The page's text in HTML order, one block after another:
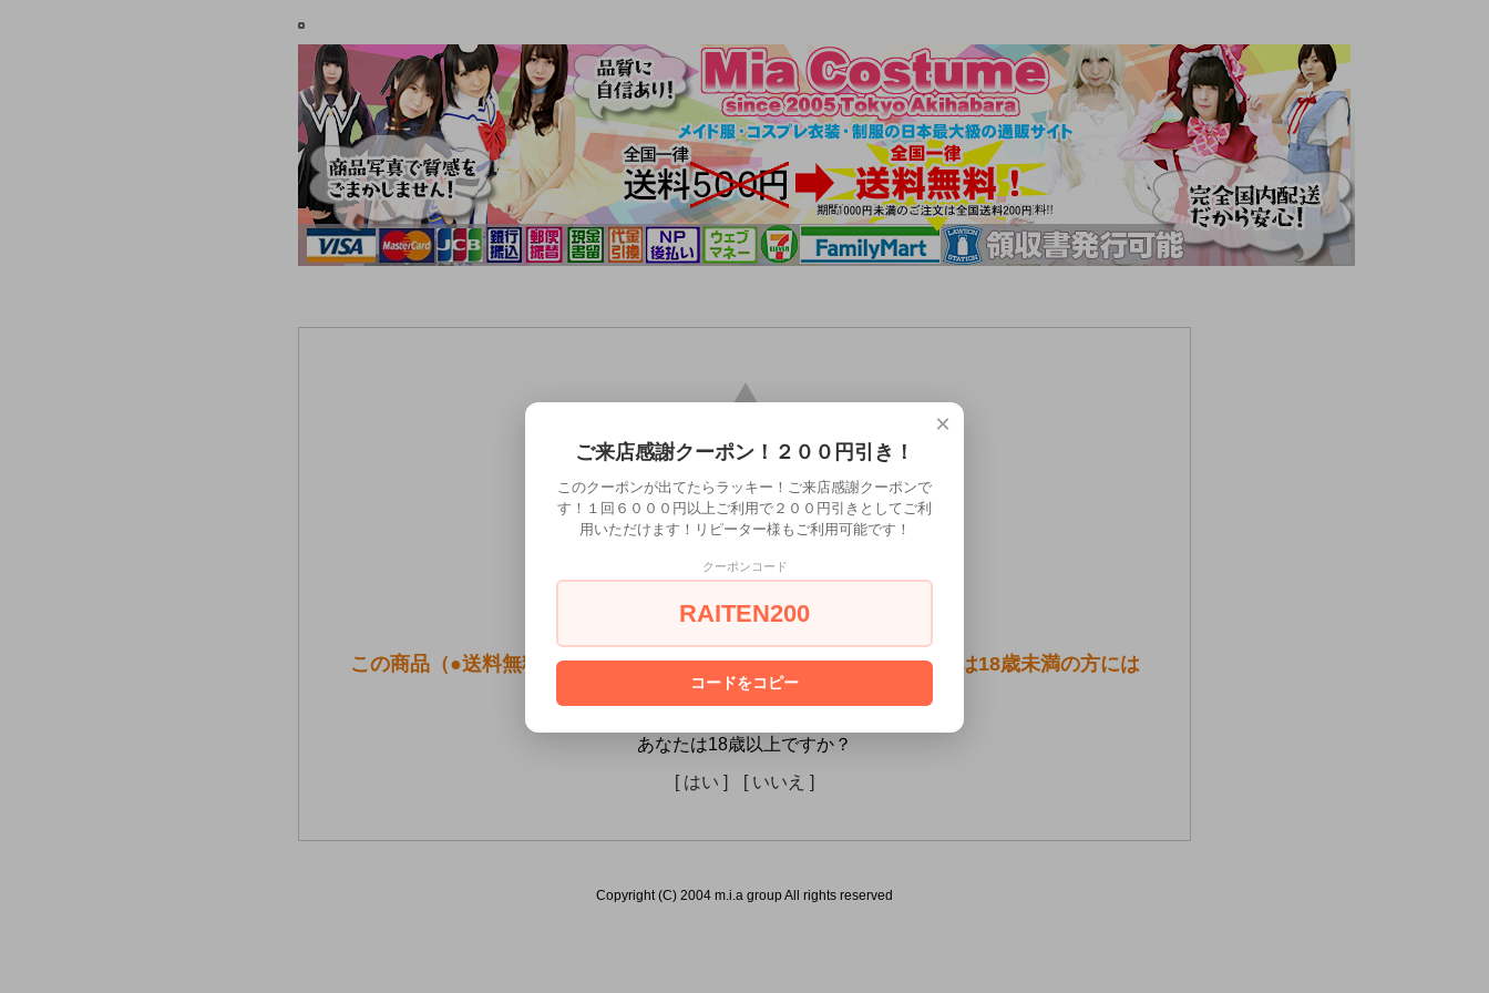
この商品（●送料無料●プリティラブ パワフルフィンガースリーブ）は18歳未満の方には
販売できません。
あなたは18歳以上ですか？
[ はい ]
[ いいえ ]
Copyright (C) 2004 m.i.a group All rights reserved
×
ご来店感謝クーポン！２００円引き！
このクーポンが出てたらラッキー！ご来店感謝クーポンで
す！１回６０００円以上ご利用で２００円引きとしてご利
用いただけます！リピーター様もご利用可能です！
クーポンコード
RAITEN200
コードをコピー